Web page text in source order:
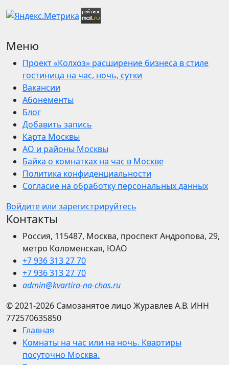
Меню
Проект «Колхоз» расширение бизнеса в стиле
гостиница на час, ночь, сутки
Вакансии
Абонементы
Блог
Добавить запись
Карта Москвы
АО и районы Москвы
Байка о комнатках на час в Москве
Политика конфиденциальности
Согласие на обработку персональных данных
Войдите или зарегистрируйтесь
Контакты
Россия, 115487, Москва, проспект Андропова, 29,
метро Коломенская, ЮАО
+7 936 313 27 70
+7 936 313 27 70
admin@kvartira-na-chas.ru
© 2021-2026 Самозанятое лицо Журавлев А.В. ИНН
772570635850
Главная
Комнаты на час или на ночь. Квартиры
посуточно Москва.